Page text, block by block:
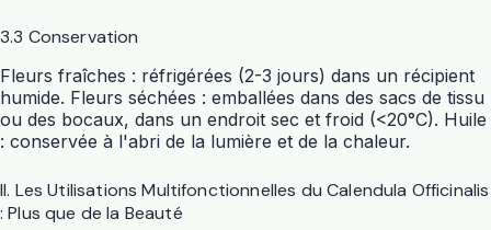
3.3 Conservation
Fleurs fraîches : réfrigérées (2-3 jours) dans un récipient
humide. Fleurs séchées : emballées dans des sacs de tissu
ou des bocaux, dans un endroit sec et froid (<20°C). Huile
: conservée à l'abri de la lumière et de la chaleur.
II. Les Utilisations Multifonctionnelles du Calendula Officinalis
: Plus que de la Beauté